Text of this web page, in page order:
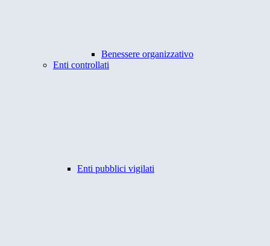
Benessere organizzativo
Enti controllati
Enti pubblici vigilati